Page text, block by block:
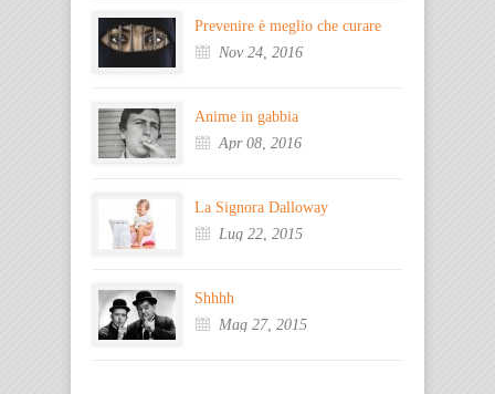
Prevenire è meglio che curare
Nov 24, 2016
Anime in gabbia
Apr 08, 2016
La Signora Dalloway
Lug 22, 2015
Shhhh
Mag 27, 2015